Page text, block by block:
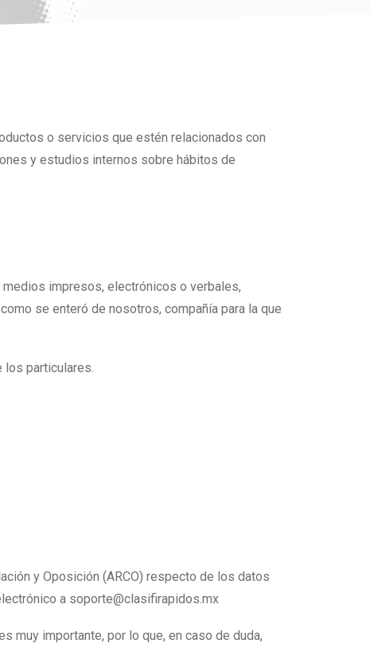
o servicios que estén relacionados con
y estudios internos sobre hábitos de
impresos, electrónicos o verbales,
se enteró de nosotros, compañía para la que
los particulares.
y Oposición (ARCO) respecto de los datos
a soporte@clasifirapidos.mx
muy importante, por lo que, en caso de duda,